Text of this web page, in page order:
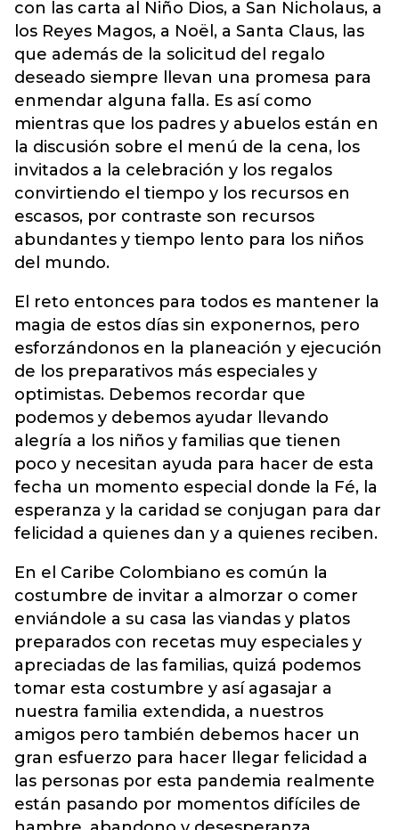
con las carta al Niño Dios, a San Nicholaus, a
los Reyes Magos, a Noël, a Santa Claus, las
que además de la solicitud del regalo
deseado siempre llevan una promesa para
enmendar alguna falla. Es así como
mientras que los padres y abuelos están en
la discusión sobre el menú de la cena, los
invitados a la celebración y los regalos
convirtiendo el tiempo y los recursos en
escasos, por contraste son recursos
abundantes y tiempo lento para los niños
del mundo.
El reto entonces para todos es mantener la
magia de estos días sin exponernos, pero
esforzándonos en la planeación y ejecución
de los preparativos más especiales y
optimistas. Debemos recordar que
podemos y debemos ayudar llevando
alegría a los niños y familias que tienen
poco y necesitan ayuda para hacer de esta
fecha un momento especial donde la Fé, la
esperanza y la caridad se conjugan para dar
felicidad a quienes dan y a quienes reciben.
En el Caribe Colombiano es común la
costumbre de invitar a almorzar o comer
enviándole a su casa las viandas y platos
preparados con recetas muy especiales y
apreciadas de las familias, quizá podemos
tomar esta costumbre y así agasajar a
nuestra familia extendida, a nuestros
amigos pero también debemos hacer un
gran esfuerzo para hacer llegar felicidad a
las personas por esta pandemia realmente
están pasando por momentos difíciles de